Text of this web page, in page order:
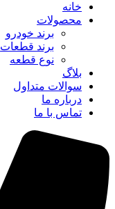
خانه
محصولات
برند خودرو
برند قطعات
نوع قطعه
بلاگ
سوالات متداول
درباره ما
تماس با ما